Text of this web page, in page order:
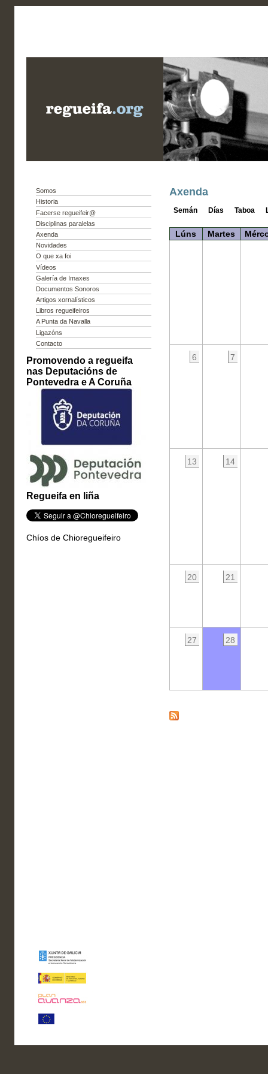
Somos
Historia
Facerse regueifeir@
Disciplinas paralelas
Axenda
Novidades
O que xa foi
Vídeos
Galería de Imaxes
Documentos Sonoros
Artigos xornalísticos
Libros regueifeiros
A Punta da Navalla
Ligazóns
Contacto
Promovendo a regueifa
nas Deputacións de
Pontevedra e A Coruña
Regueifa en liña
Chíos de Chioregueifeiro
Axenda
Semán Días Taboa
Lúns Martes
6 7
13 14
20 21
27 28